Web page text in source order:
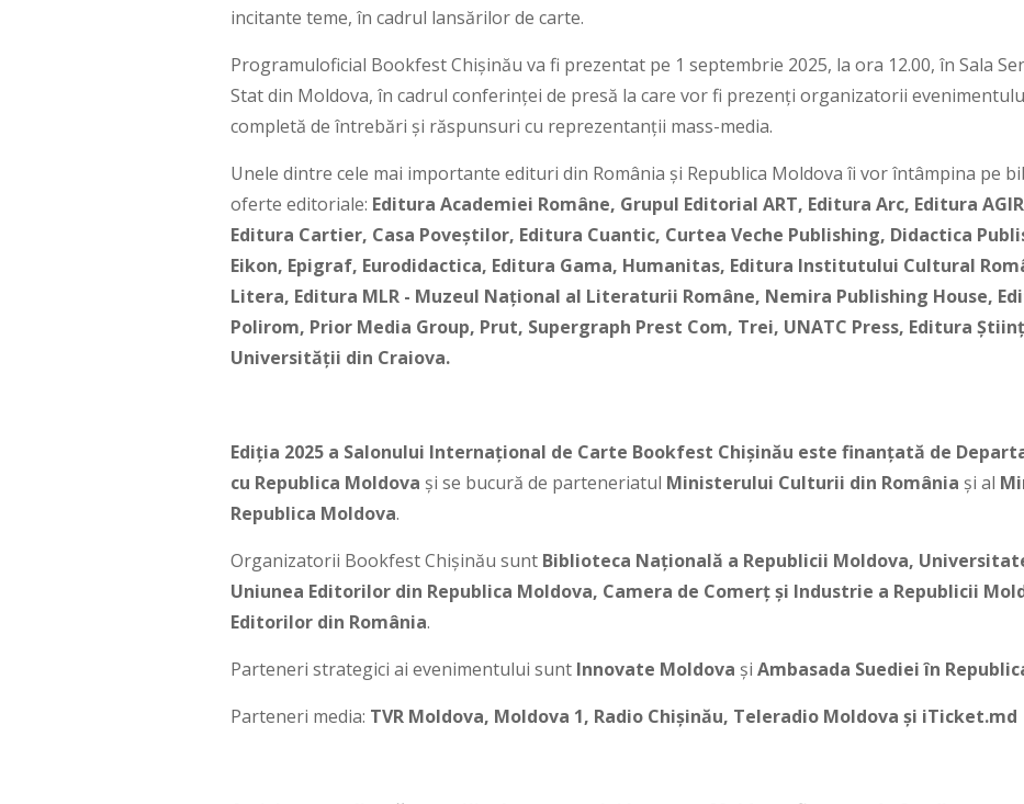
incitante teme, în cadrul lansărilor de carte.
Programuloficial Bookfest Chișinău va fi prezentat pe 1 septembrie 2025, la ora 12.00, în Sala
Stat din Moldova, în cadrul conferinței de presă la care vor fi prezenți organizatorii
completă de întrebări și răspunsuri cu reprezentanții mass-media.
Unele dintre cele mai importante edituri din România și Republica Moldova îi vor întâmpina pe
oferte editoriale: Editura Academiei Române, Grupul Editorial ART, Editura Arc, Editura
Editura Cartier, Casa Poveştilor, Editura Cuantic, Curtea Veche Publishing, Didactica
Eikon, Epigraf, Eurodidactica, Editura Gama, Humanitas, Editura Institutului Cultural
Litera, Editura MLR - Muzeul Național al Literaturii Române, Nemira Publishing House,
Polirom, Prior Media Group, Prut, Supergraph Prest Com, Trei, UNATC Press, Editura
Universităţii din Craiova.
Ediția 2025 a Salonului Internațional de Carte Bookfest Chișinău este finanțată de
cu Republica Moldova și se bucură de parteneriatul Ministerului Culturii din România și al
Republica Moldova.
Organizatorii Bookfest Chișinău sunt Biblioteca Națională a Republicii Moldova,
Uniunea Editorilor din Republica Moldova, Camera de Comerț și Industrie a Republicii
Editorilor din România.
Parteneri strategici ai evenimentului sunt Innovate Moldova și Ambasada Suediei în
Parteneri media: TVR Moldova, Moldova 1, Radio Chișinău, Teleradio Moldova și iTicket.md